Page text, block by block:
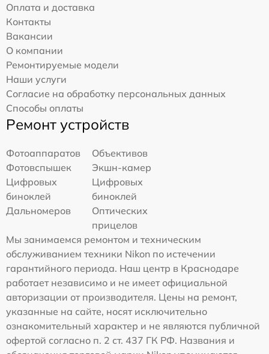
Оплата и доставка
Контакты
Вакансии
О компании
Ремонтируемые модели
Наши услуги
Согласие на обработку персональных данных
Способы оплаты
Ремонт устройств
Фотоаппаратов
Объективов
Фотовспышек
Экшн-камер
Цифровых
биноклей
Цифровых
биноклей
Дальномеров
Оптических
прицелов
Мы занимаемся ремонтом и техническим
обслуживанием техники Nikon по истечении
гарантийного периода. Наш центр в Краснодаре
работает независимо и не имеет официальной
авторизации от производителя. Цены на ремонт,
указанные на сайте, носят исключительно
ознакомительный характер и не являются публичной
офертой согласно п. 2 ст. 437 ГК РФ. Названия и